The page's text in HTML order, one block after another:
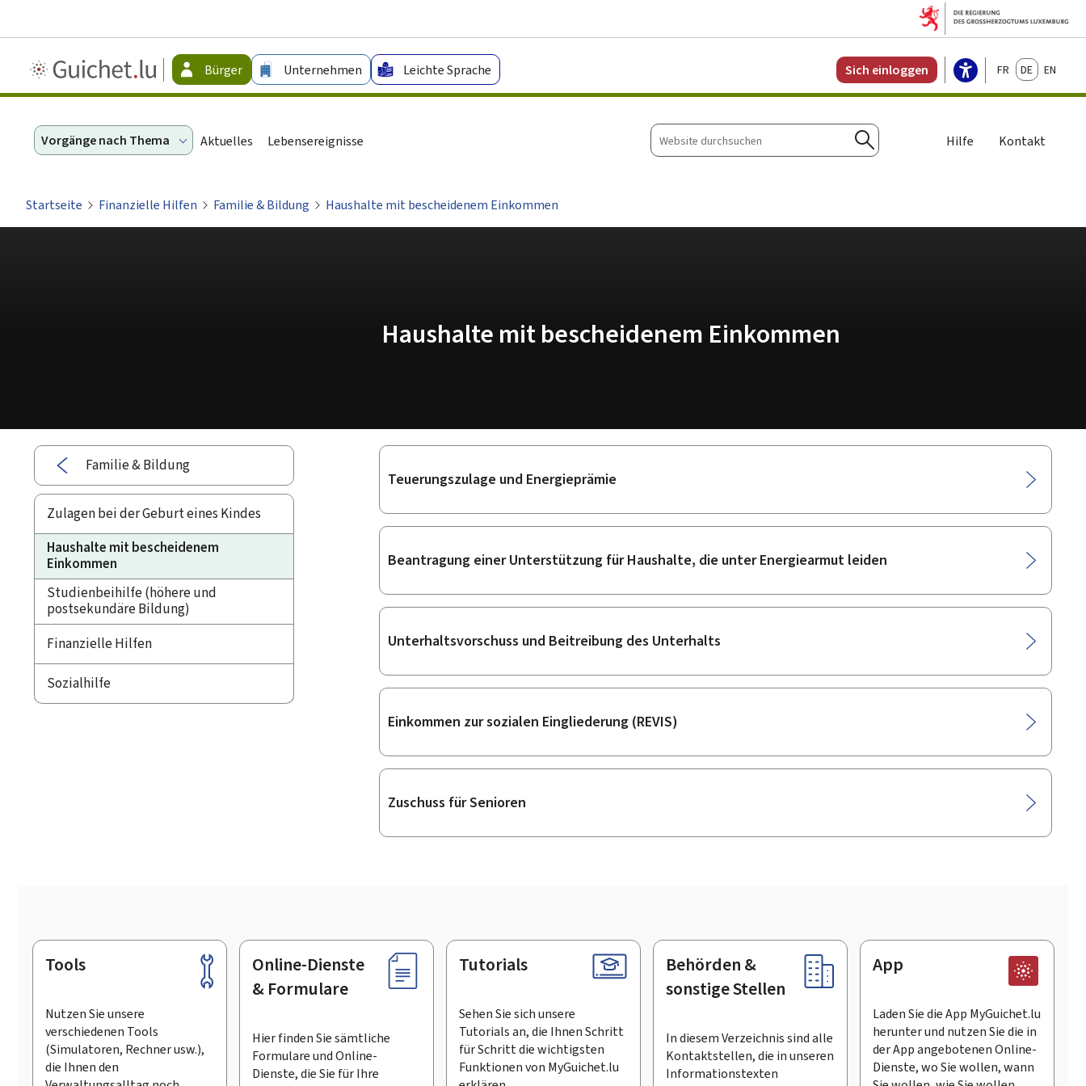
Guichet.lu
-
Bürger Unternehmen Leichte Sprache Sich einloggen FrançaisDeutschEnglish
Vorgänge nach Thema Aktuelles Lebensereignisse
Website
durchsuchen
Suchen
Hilfe Kontakt
Startseite Finanzielle Hilfen Familie & Bildung Haushalte mit bescheidenem Einkommen
Haushalte mit bescheidenem Einkommen
Familie & Bildung
Zulagen bei der Geburt eines Kindes
Haushalte mit bescheidenem
Einkommen
Studienbeihilfe (höhere und
postsekundäre Bildung)
Finanzielle Hilfen
Sozialhilfe
Unterrubriken
Teuerungszulage und Energieprämie
Beantragung einer Unterstützung für Haushalte, die unter Energiearmut leiden
Unterhaltsvorschuss und Beitreibung des Unterhalts
Einkommen zur sozialen Eingliederung (REVIS)
Zuschuss für Senioren
Footer
Tools
Nutzen Sie unsere
verschiedenen Tools
(Simulatoren, Rechner usw.),
die Ihnen den
Online-Dienste
& Formulare
Hier finden Sie sämtliche
Formulare und Online-
Dienste, die Sie für Ihre
Tutorials
Sehen Sie sich unsere
Tutorials an, die Ihnen Schritt
für Schritt die wichtigsten
Funktionen von MyGuichet.lu
Behörden &
sonstige Stellen
In diesem Verzeichnis sind alle
Kontaktstellen, die in unseren
Informationstexten
App
Laden Sie die App MyGuichet.lu
herunter und nutzen Sie die in
der App angebotenen Online-
Dienste, wo Sie wollen, wann